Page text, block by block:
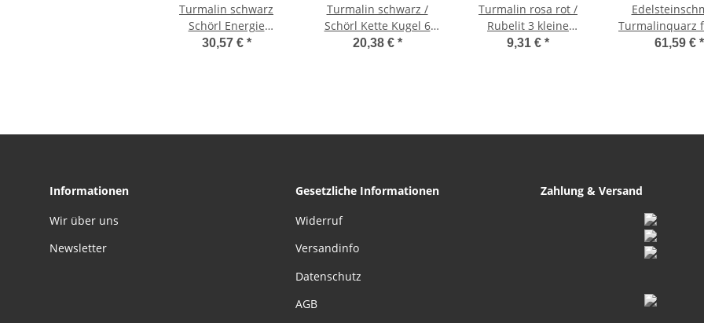
Turmalin schwarz
Schörl Energie
Generator mit Konus
30,57 € *
Turmalin schwarz /
Schörl Kette Kugel 6
mm Länge ca. 45 cm
20,38 € *
Turmalin rosa rot /
Rubelit 3 kleine
Trommelsteine ca. 0,8-
9,31 € *
Turmalinquarz
schwarzem
61,59 € *
Informationen
Wir über uns
Newsletter
Gesetzliche Informationen
Widerruf
Versandinfo
Datenschutz
AGB
Zahlung & Versand